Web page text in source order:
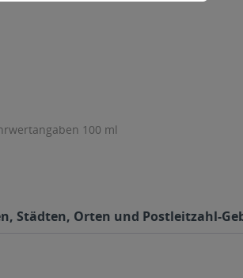
100 ml
Städten, Orten und Postleitzahl-